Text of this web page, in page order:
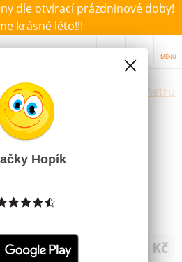
dle otvírací prázdninové doby!
krásné léto!!!
MENU
hraček dle zvoleného parametru
O hajném
15 Kč
Hopík